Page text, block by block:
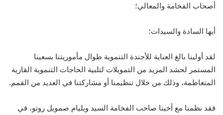
أصحاب الفخامة والمعالي؛
أيها السادة والسيدات؛
لقد أولينا بالغ العناية للأجندة التنموية طوال مأموريتنا بسعينا
المستمر لحشد المزيد من التمويلات لتلبية الحاجات التنموية القارية
المتعاظمة، وذلك من خلال تنظيمنا أو مشاركتنا في العديد من القمم.
فقد نظمنا مع أخينا صاحب الفخامة السيد ويليام صمويل روتو، في